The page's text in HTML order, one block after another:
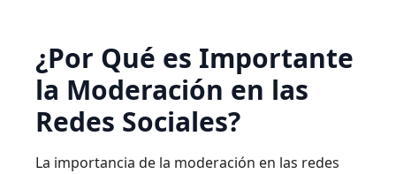
¿Por Qué es Importante
la Moderación en las
Redes Sociales?
La importancia de la moderación en las redes